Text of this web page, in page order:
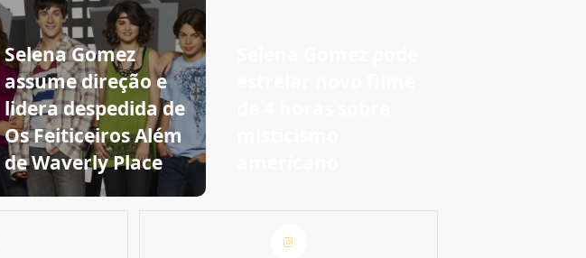
Selena Gomez
assume direção e
lidera despedida de
Os Feiticeiros Além
de Waverly Place